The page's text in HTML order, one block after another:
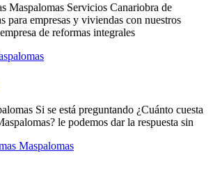
Maspalomas Servicios Canariobra de
para empresas y viviendas con nuestros
de reformas integrales
Si se está preguntando ¿Cuánto cuesta
le podemos dar la respuesta sin